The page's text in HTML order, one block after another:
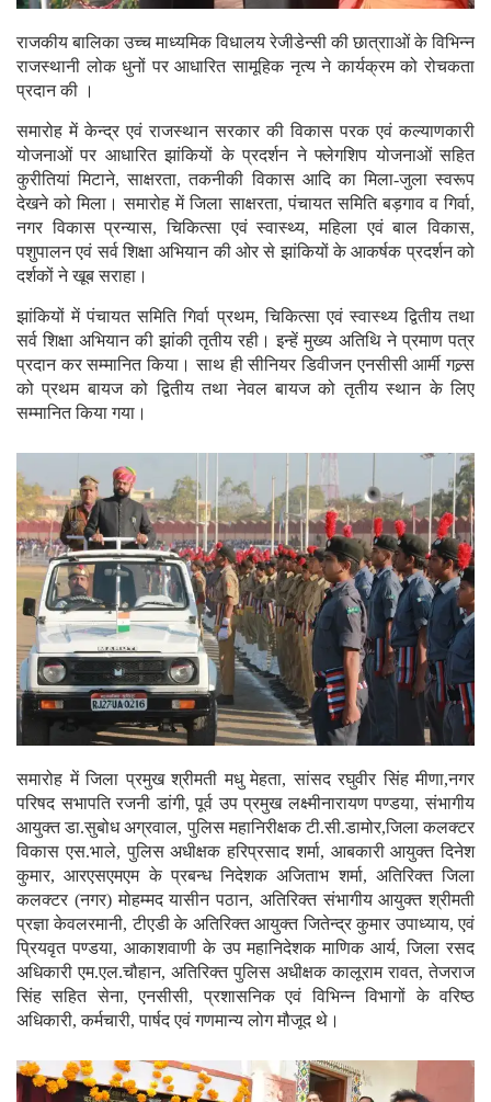
राजकीय बालिका उच्च माध्यमिक विधालय रेजीडेन्सी की छात्रााओं के विभिन्न
राजस्थानी लोक धुनों पर आधारित सामूहिक नृत्य ने कार्यक्रम को रोचकता
प्रदान की ।
समारोह में केन्द्र एवं राजस्थान सरकार की विकास परक एवं कल्याणकारी
योजनाओं पर आधारित झांकियों के प्रदर्शन ने फ्लेगशिप योजनाओं सहित
कुरीतियां मिटाने, साक्षरता, तकनीकी विकास आदि का मिला-जुला स्वरूप
देखने को मिला। समारोह में जिला साक्षरता, पंचायत समिति बड़गाव व गिर्वा,
नगर विकास प्रन्यास, चिकित्सा एवं स्वास्थ्य, महिला एवं बाल विकास,
पशुपालन एवं सर्व शिक्षा अभियान की ओर से झांकियों के आकर्षक प्रदर्शन को
दर्शकों ने खूब सराहा।
झांकियों में पंचायत समिति गिर्वा प्रथम, चिकित्सा एवं स्वास्थ्य द्वितीय तथा
सर्व शिक्षा अभियान की झांकी तृतीय रही। इन्हें मुख्य अतिथि ने प्रमाण पत्र
प्रदान कर सम्मानित किया। साथ ही सीनियर डिवीजन एनसीसी आर्मी गल्र्स
को प्रथम बायज को द्वितीय तथा नेवल बायज को तृतीय स्थान के लिए
सम्मानित किया गया।
समारोह में जिला प्रमुख श्रीमती मधु मेहता, सांसद रघुवीर सिंह मीणा,नगर
परिषद सभापति रजनी डांगी, पूर्व उप प्रमुख लक्ष्मीनारायण पण्डया, संभागीय
आयुक्त डा.सुबोध अग्रवाल, पुलिस महानिरीक्षक टी.सी.डामोर,जिला कलक्टर
विकास एस.भाले, पुलिस अधीक्षक हरिप्रसाद शर्मा, आबकारी आयुक्त दिनेश
कुमार, आरएसएमएम के प्रबन्ध निदेशक अजिताभ शर्मा, अतिरिक्त जिला
कलक्टर (नगर) मोहम्मद यासीन पठान, अतिरिक्त संभागीय आयुक्त श्रीमती
प्रज्ञा केवलरमानी, टीएडी के अतिरिक्त आयुक्त जितेन्द्र कुमार उपाध्याय, एवं
प्रियवृत पण्डया, आकाशवाणी के उप महानिदेशक माणिक आर्य, जिला रसद
अधिकारी एम.एल.चौहान, अतिरिक्त पुलिस अधीक्षक कालूराम रावत, तेजराज
सिंह सहित सेना, एनसीसी, प्रशासनिक एवं विभिन्न विभागों के वरिष्ठ
अधिकारी, कर्मचारी, पार्षद एवं गणमान्य लोग मौजूद थे।